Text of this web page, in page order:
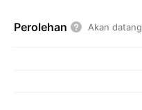
Perolehan Akan datang